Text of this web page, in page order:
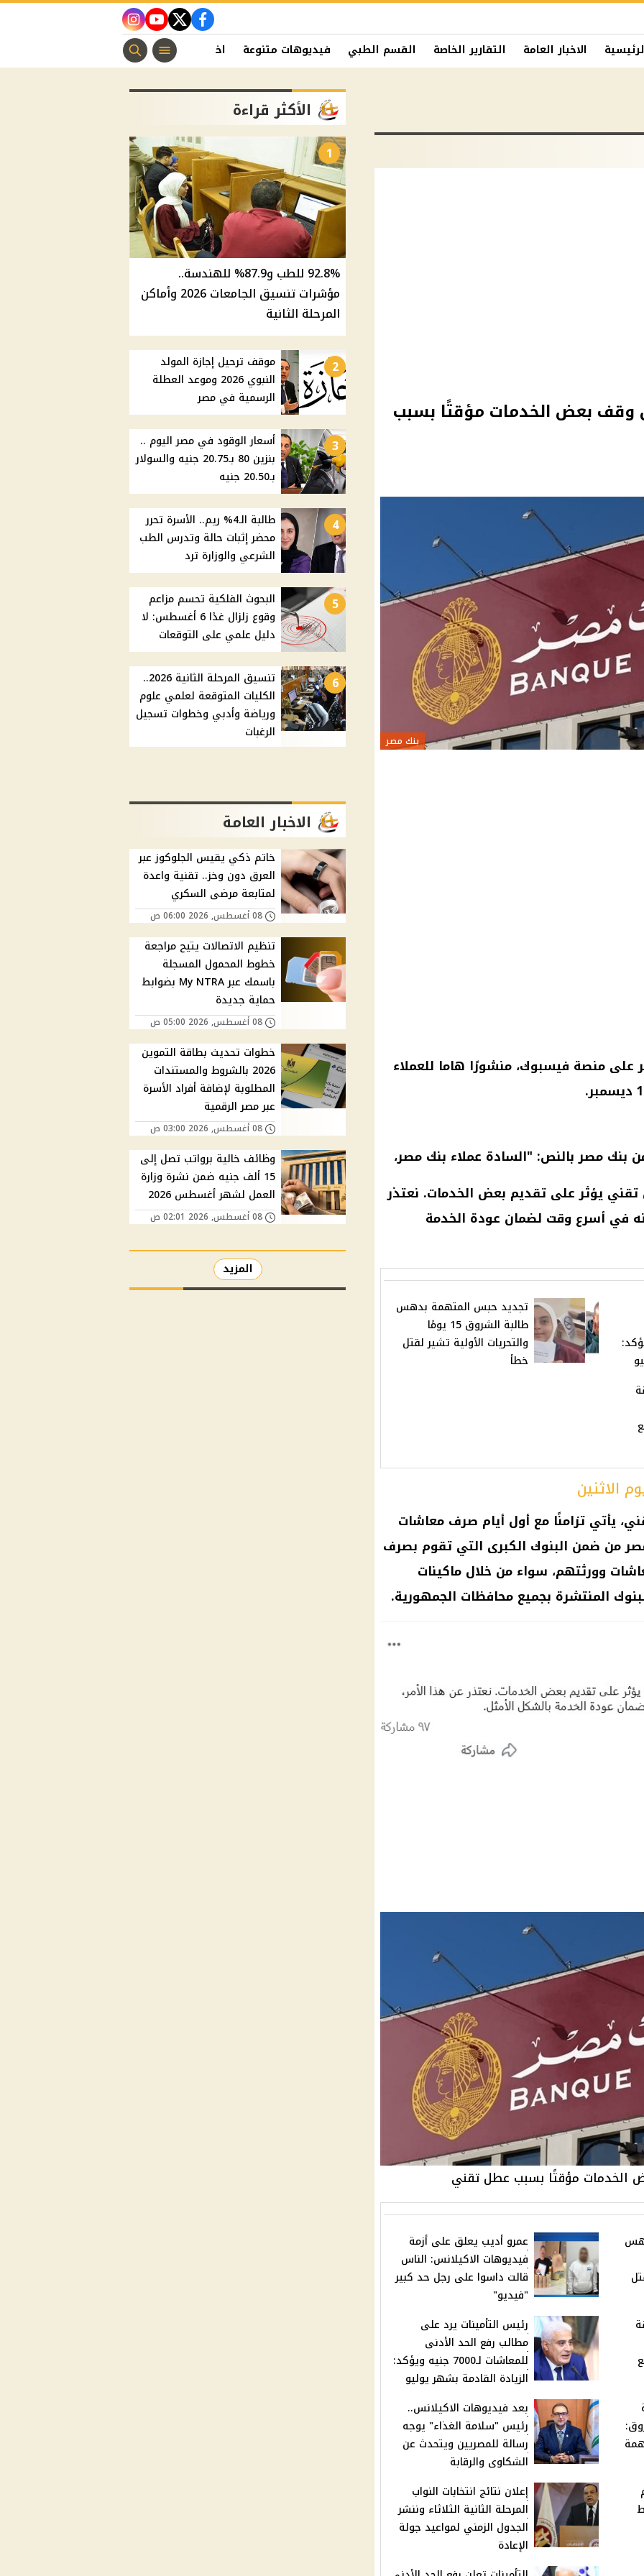
facebook
twitter
youtube
instagram
الاخبار العامة التقارير الخاصة القسم الطبي فيديوهات متنوعة اخبار الفن منوعات مسيحية
وقف بعض الخدمات مؤقتًا بسبب
بنك مصر
على منصة فيسبوك، منشورًا هاما للعملاء
بنك مصر بالنص: "السادة عملاء بنك مصر،
تقني يؤثر على تقديم بعض الخدمات. نعتذر
في أسرع وقت لضمان عودة الخدمة
ويؤكد:
تجديد حبس المتهمة بدهس
طالبة الشروق 15 يومًا
والتحريات الأولية تشير لقتل
خطأ
الاثنين
يأتي تزامنًا مع أول أيام صرف معاشات
من ضمن البنوك الكبرى التي تقوم بصرف
وورثتهم، سواء من خلال ماكينات
المنتشرة بجميع محافظات الجمهورية.
الخدمات مؤقتًا بسبب عطل تقني
عمرو أديب يعلق على أزمة
فيديوهات الاكيلانس: الناس
قالت داسوا على رجل حد كبير
"فيديو"
رئيس التأمينات يرد على
مطالب رفع الحد الأدنى
للمعاشات لـ7000 جنيه ويؤكد:
الزيادة القادمة بشهر يوليو
بعد فيديوهات الاكيلانس..
رئيس "سلامة الغذاء" يوجه
رسالة للمصريين ويتحدث عن
الشكاوى والرقابة
إعلان نتائج انتخابات النواب
المرحلة الثانية الثلاثاء وننشر
الجدول الزمني لمواعيد جولة
الإعادة
الأكثر قراءة
1
92.8% للطب و87.9% للهندسة..
مؤشرات تنسيق الجامعات 2026 وأماكن
المرحلة الثانية
2
موقف ترحيل إجازة المولد
النبوي 2026 وموعد العطلة
الرسمية في مصر
3
أسعار الوقود في مصر اليوم ..
بنزين 80 بـ20.75 جنيه والسولار
بـ20.50 جنيه
4
طالبة الـ4% ريم.. الأسرة تحرر
محضر إثبات حالة وتدرس الطب
الشرعي والوزارة ترد
5
البحوث الفلكية تحسم مزاعم
وقوع زلزال غدًا 6 أغسطس: لا
دليل علمي على التوقعات
6
تنسيق المرحلة الثانية 2026..
الكليات المتوقعة لعلمي علوم
ورياضة وأدبي وخطوات تسجيل
الرغبات
الاخبار العامة
خاتم ذكي يقيس الجلوكوز عبر
العرق دون وخز.. تقنية واعدة
لمتابعة مرضى السكري
08 أغسطس, 2026 06:00 ص
تنظيم الاتصالات يتيح مراجعة
خطوط المحمول المسجلة
باسمك عبر My NTRA بضوابط
حماية جديدة
08 أغسطس, 2026 05:00 ص
خطوات تحديث بطاقة التموين
2026 بالشروط والمستندات
المطلوبة لإضافة أفراد الأسرة
عبر مصر الرقمية
08 أغسطس, 2026 03:00 ص
وظائف خالية برواتب تصل إلى
15 ألف جنيه ضمن نشرة وزارة
العمل لشهر أغسطس 2026
08 أغسطس, 2026 02:01 ص
المزيد